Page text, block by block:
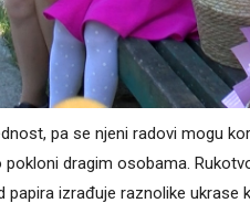
pa se njeni radovi mogu
dragim osobama.
izrađuje raznolike ukrase